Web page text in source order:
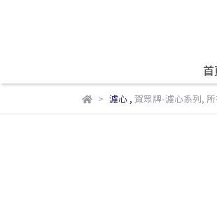
首
濾心, 賀眾牌-濾心系列,